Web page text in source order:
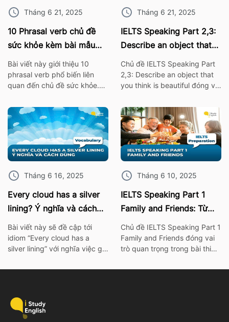
Tháng 6 21, 2025
10 Phrasal verb chủ đề
sức khỏe kèm bài mẫu
IELTS Speaking
Bài viết này giới thiệu 10
phrasal verb phổ biến liên
quan đến chủ đề sức khỏe.
giúp bạn mở rộng vốn từ
vựng mà còn rất hữu ích khi
áp dụng trong bài thi nói
IELTS Speaking. I. 10 Phrasal
verb chủ đề sức khỏe Burn
out – […]
Tháng 6 21, 2025
IELTS Speaking Part 2,3:
Describe an object that
you think is beautiful
Chủ đề IELTS Speaking Part
2,3: Describe an object that
you think is beautiful đóng vai
IELTS. Vì thế hãy cùng ISE tìm
hiểu các từ vựng thông dụng
nhất, cùng với bài mẫu về chủ
đề này nhé! 1. Bài mẫu IELTS
Speaking Part 2: Describe an
object […]
Tháng 6 16, 2025
Every cloud has a silver
lining? Ý nghĩa và cách
dùng chính xác nhất
Bài viết này sẽ đề cập tới
idiom “Every cloud has a
silver lining” với nghĩa việc gì
có thể mà làm điều gì đó. Để
idiom này, mọi người có thể
tham khảo bài viết […]
Tháng 6 10, 2025
IELTS Speaking Part 1
Family and Friends: Từ
vựng kèm bài mẫu chi tiết
Chủ đề IELTS Speaking Part 1
Family and Friends đóng vai
trò quan trọng trong bài thi
hiểu các từ vựng thông dụng